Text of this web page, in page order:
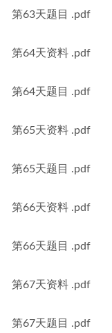
第63天题目 .pdf
第64天资料 .pdf
第64天题目 .pdf
第65天资料 .pdf
第65天题目 .pdf
第66天资料 .pdf
第66天题目 .pdf
第67天资料 .pdf
第67天题目 .pdf